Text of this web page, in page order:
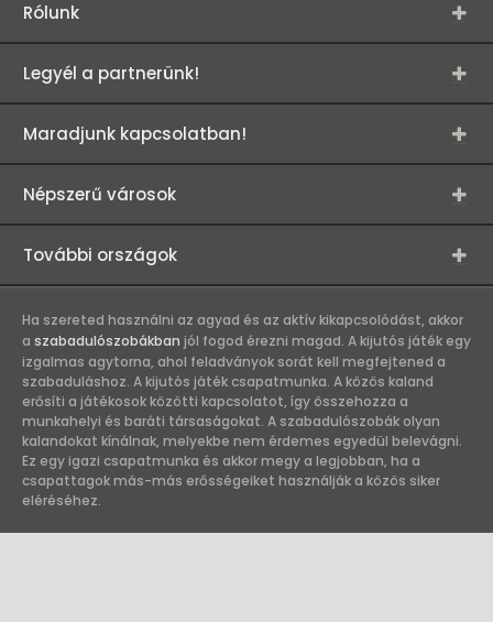
Rólunk
Legyél a partnerünk!
Maradjunk kapcsolatban!
Népszerű városok
További országok
Ha szereted használni az agyad és az aktív kikapcsolódást, akkor
a szabadulószobákban jól fogod érezni magad. A kijutós játék egy
izgalmas agytorna, ahol feladványok sorát kell megfejtened a
szabaduláshoz. A kijutós játék csapatmunka. A közös kaland
erősíti a játékosok közötti kapcsolatot, így összehozza a
munkahelyi és baráti társaságokat. A szabadulószobák olyan
kalandokat kínálnak, melyekbe nem érdemes egyedül belevágni.
Ez egy igazi csapatmunka és akkor megy a legjobban, ha a
csapattagok más-más erősségeiket használják a közös siker
eléréséhez.